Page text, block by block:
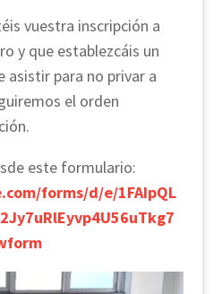
vuestra inscripción a
y que establezcáis un
para no privar a
el orden
este formulario:
forms/d/e/1FAIpQL